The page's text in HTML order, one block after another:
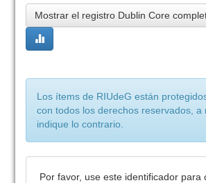
Mostrar el registro Dublin Core
Los ítems de RIUdeG están
con todos los derechos reservados, a
indique lo contrario.
Por favor, use este identificador para